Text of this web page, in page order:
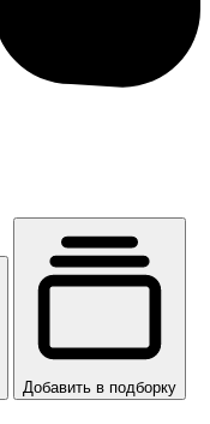
Добавить в подборку